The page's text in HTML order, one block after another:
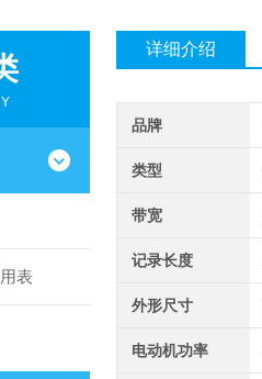
表
详细介绍
品牌
类型
带宽
记录长度
外形尺寸
电动机功率